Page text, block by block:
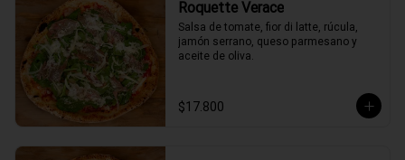
Roquette Verace
Salsa de tomate, fior di latte, rúcula,
jamón serrano, queso parmesano y
aceite de oliva.
$17.800